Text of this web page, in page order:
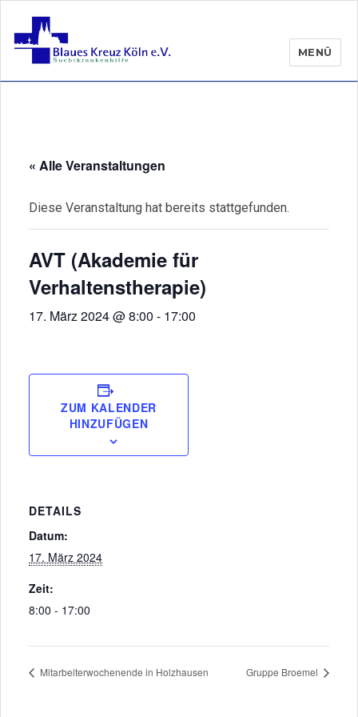
MENÜ
« Alle Veranstaltungen
Diese Veranstaltung hat bereits stattgefunden.
AVT (Akademie für
Verhaltenstherapie)
17. März 2024 @ 8:00 - 17:00
ZUM KALENDER
HINZUFÜGEN
DETAILS
Datum:
17. März 2024
Zeit:
8:00 - 17:00
Mitarbeiterwochenende in Holzhausen Gruppe Broemel